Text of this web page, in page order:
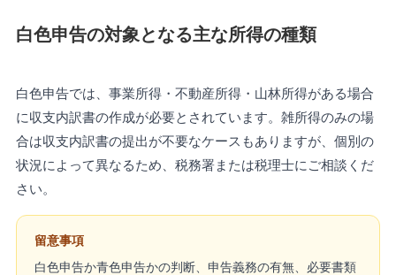
白色申告の対象となる主な所得の種類
白色申告では、事業所得・不動産所得・山林所得がある場合
に収支内訳書の作成が必要とされています。雑所得のみの場
合は収支内訳書の提出が不要なケースもありますが、個別の
状況によって異なるため、税務署または税理士にご相談くだ
さい。
留意事項
白色申告か青色申告かの判断、申告義務の有無、必要書類